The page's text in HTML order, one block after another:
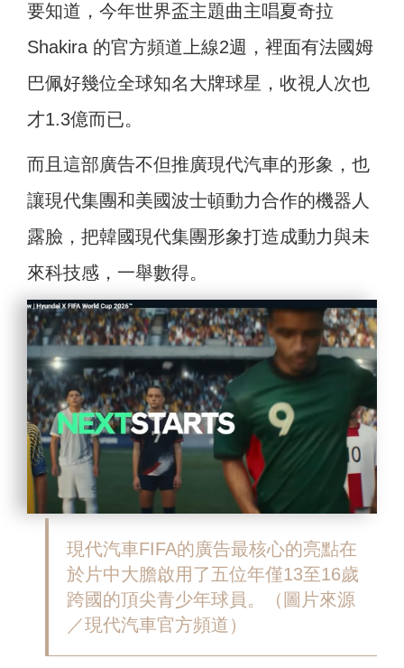
要知道，今年世界盃主題曲主唱夏奇拉
Shakira 的官方頻道上線2週，裡面有法國姆
巴佩好幾位全球知名大牌球星，收視人次也
才1.3億而已。
而且這部廣告不但推廣現代汽車的形象，也
讓現代集團和美國波士頓動力合作的機器人
露臉，把韓國現代集團形象打造成動力與未
來科技感，一舉數得。
現代汽車FIFA的廣告最核心的亮點在
於片中大膽啟用了五位年僅13至16歲
跨國的頂尖青少年球員。（圖片來源
／現代汽車官方頻道）